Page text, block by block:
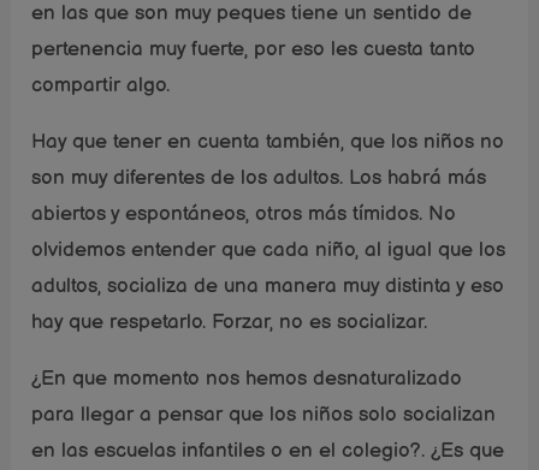
en las que son muy peques tiene un sentido de
pertenencia muy fuerte, por eso les cuesta tanto
compartir algo.
Hay que tener en cuenta también, que los niños no
son muy diferentes de los adultos. Los habrá más
abiertos y espontáneos, otros más tímidos. No
olvidemos entender que cada niño, al igual que los
adultos, socializa de una manera muy distinta y eso
hay que respetarlo. Forzar, no es socializar.
¿En que momento nos hemos desnaturalizado
para llegar a pensar que los niños solo socializan
en las escuelas infantiles o en el colegio?. ¿Es que